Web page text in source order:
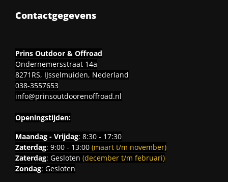
Contactgegevens
Prins Outdoor & Offroad
Ondernemersstraat 14a
8271RS, IJsselmuiden, Nederland
038-3557653
info@prinsoutdoorenoffroad.nl
Openingstijden:
Maandag - Vrijdag: 8:30 - 17:30
Zaterdag: 9:00 - 13:00 (maart t/m november)
Zaterdag: Gesloten (december t/m februari)
Zondag: Gesloten